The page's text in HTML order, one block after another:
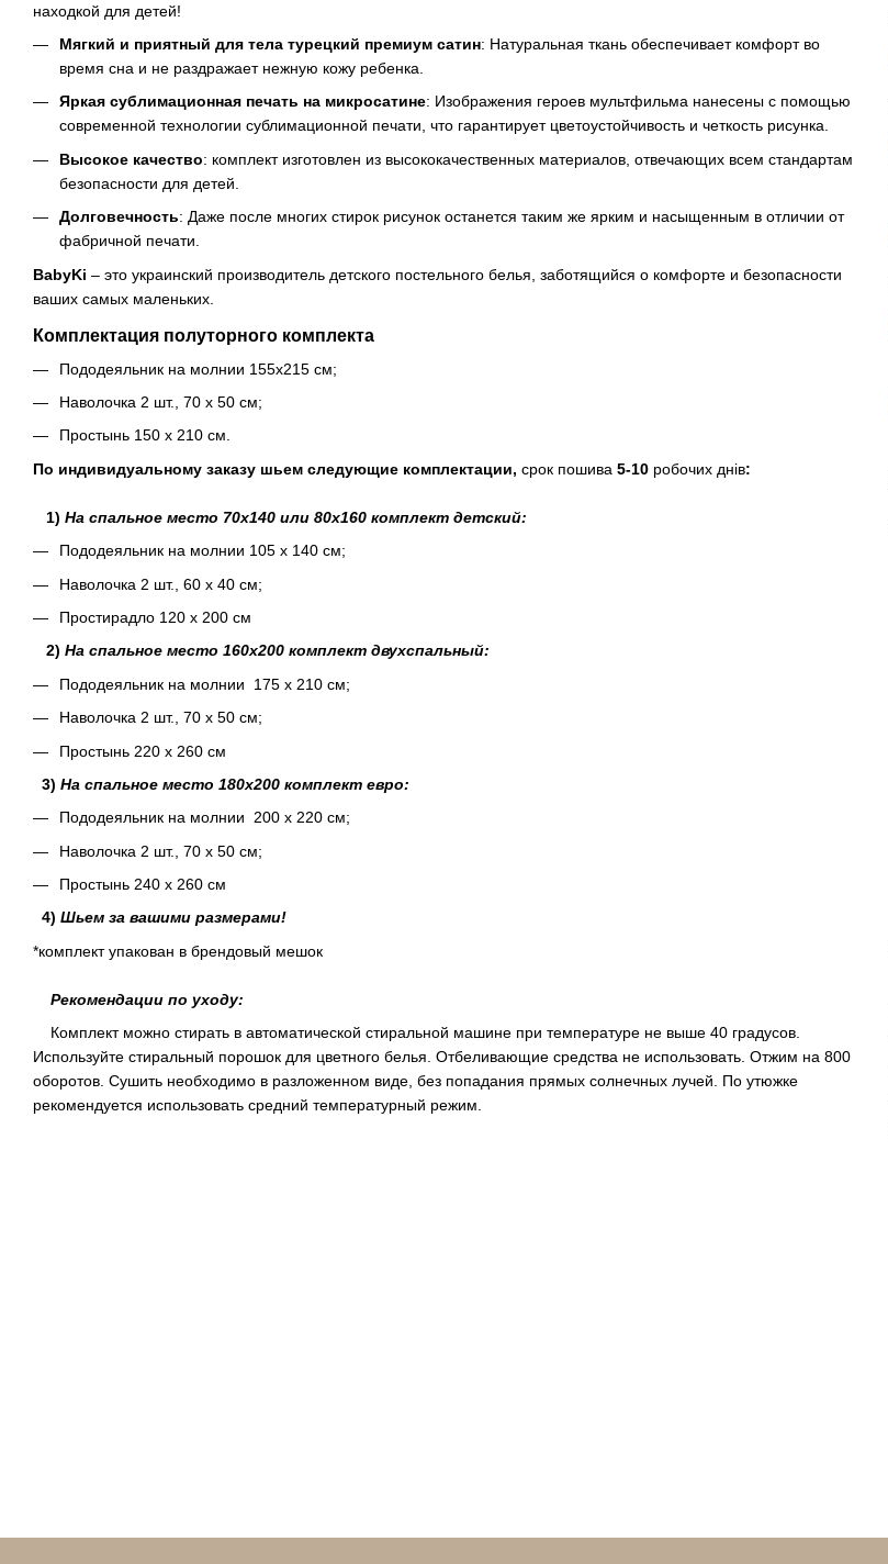
находкой для детей!
Мягкий и приятный для тела турецкий премиум сатин: Натуральная ткань обеспечивает комфорт во
время сна и не раздражает нежную кожу ребенка.
Яркая сублимационная печать на микросатине: Изображения героев мультфильма нанесены с помощью
современной технологии сублимационной печати, что гарантирует цветоустойчивость и четкость рисунка.
Высокое качество: комплект изготовлен из высококачественных материалов, отвечающих всем стандартам
безопасности для детей.
Долговечность: Даже после многих стирок рисунок останется таким же ярким и насыщенным в отличии от
фабричной печати.
BabyKi – это украинский производитель детского постельного белья, заботящийся о комфорте и безопасности
ваших самых маленьких.
Комплектация полуторного комплекта
Пододеяльник на молнии 155х215 см;
Наволочка 2 шт., 70 х 50 см;
Простынь 150 х 210 см.
По индивидуальному заказу шьем следующие комплектации, срок пошива 5-10 робочих днів:
1) На спальное место 70х140 или 80х160 комплект детский:
Пододеяльник на молнии 105 х 140 см;
Наволочка 2 шт., 60 х 40 см;
Простирадло 120 х 200 см
2) На спальное место 160х200 комплект двухспальный:
Пододеяльник на молнии 175 х 210 см;
Наволочка 2 шт., 70 х 50 см;
Простынь 220 х 260 см
3) На спальное место 180х200 комплект евро:
Пододеяльник на молнии 200 х 220 см;
Наволочка 2 шт., 70 х 50 см;
Простынь 240 х 260 см
4) Шьем за вашими размерами!
*комплект упакован в брендовый мешок
Рекомендации по уходу:
Комплект можно стирать в автоматической стиральной машине при температуре не выше 40 градусов.
Используйте стиральный порошок для цветного белья. Отбеливающие средства не использовать. Отжим на 800
оборотов. Сушить необходимо в разложенном виде, без попадания прямых солнечных лучей. По утюжке
рекомендуется использовать средний температурный режим.